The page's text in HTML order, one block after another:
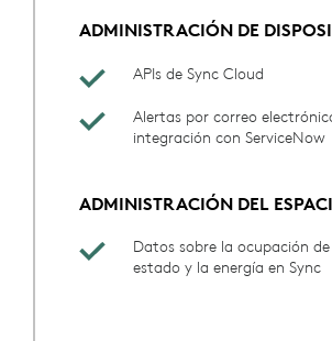
ADMINISTRACIÓN DE
APIs de Sync Cloud
Alertas por correo
integración con ServiceNow
ADMINISTRACIÓN DEL
Datos sobre la ocupación de
estado y la energía en Sync